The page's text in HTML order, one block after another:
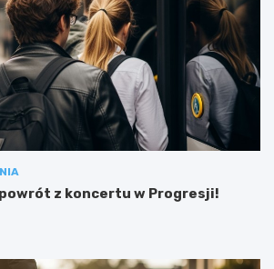
z koncertu w Progresji!